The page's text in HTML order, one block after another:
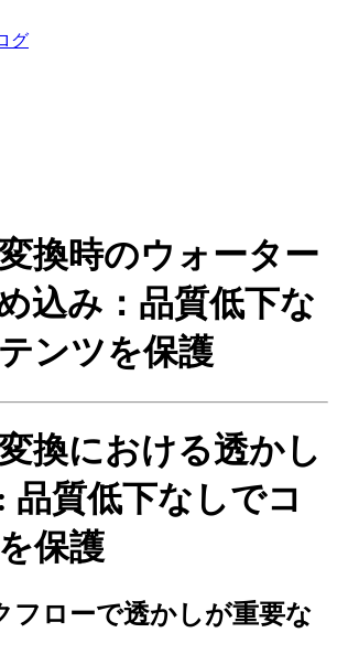
グ
換時のウォーター
込み：品質低下な
ンツを保護
換における透かし
品質低下なしでコ
保護
フローで透かしが重要な